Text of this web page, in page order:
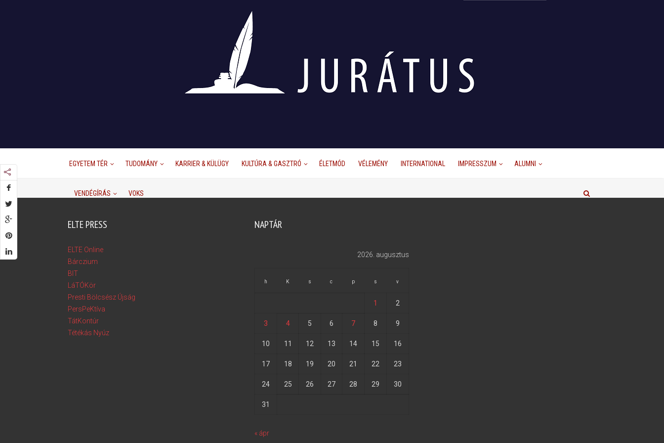
EGYETEM TÉR TUDOMÁNY KARRIER & KÜLÜGY KULTÚRA & GASZTRÓ ÉLETMÓD VÉLEMÉNY INTERNATIONAL IMPRESSZUM ALUMNI
VENDÉGÍRÁS VOKS
ELTE PRESS
ELTE Online
Bárczium
BIT
LáTÓKör
Presti Bölcsész Újság
PersPeKtíva
TátKontúr
Tétékás Nyúz
NAPTÁR
2026. augusztus
h K s c p s v
1 2
3 4 5 6 7 8 9
10 11 12 13 14 15 16
17 18 19 20 21 22 23
24 25 26 27 28 29 30
31
« ápr